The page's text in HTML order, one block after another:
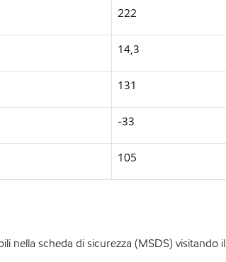
222
14,3
131
-33
105
nella scheda di sicurezza (MSDS) visitando il